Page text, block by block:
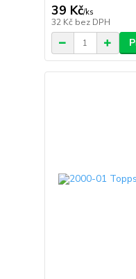
39 Kč/ks
32 Kč bez DPH